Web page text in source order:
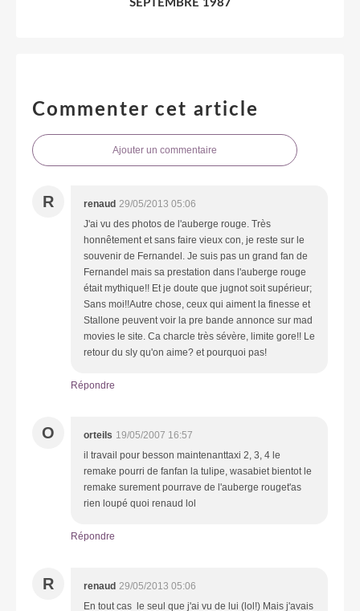
SEPTEMBRE 1987
Commenter cet article
Ajouter un commentaire
R renaud 29/05/2013 05:06
J'ai vu des photos de l'auberge rouge. Très
honnêtement et sans faire vieux con, je reste sur le
souvenir de Fernandel. Je suis pas un grand fan de
Fernandel mais sa prestation dans l'auberge rouge
était mythique!! Et je doute que jugnot soit supérieur;
Sans moi!!Autre chose, ceux qui aiment la finesse et
Stallone peuvent voir la pre bande annonce sur mad
movies le site. Ca charcle très sévère, limite gore!! Le
retour du sly qu'on aime? et pourquoi pas!
Répondre
O orteils 19/05/2007 16:57
il travail pour besson maintenanttaxi 2, 3, 4 le
remake pourri de fanfan la tulipe, wasabiet bientot le
remake surement pourrave de l'auberge rouget'as
rien loupé quoi renaud lol
Répondre
R renaud 29/05/2013 05:06
En tout cas le seul que j'ai vu de lui (lol!) Mais j'avais